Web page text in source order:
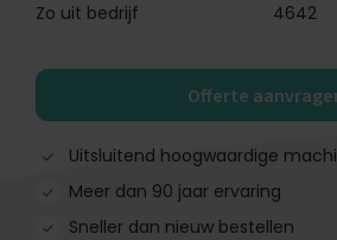
Zo uit bedrijf 4642
Offerte
Uitsluitend hoogwaardige
Meer dan 90 jaar ervaring
Sneller dan nieuw bestellen